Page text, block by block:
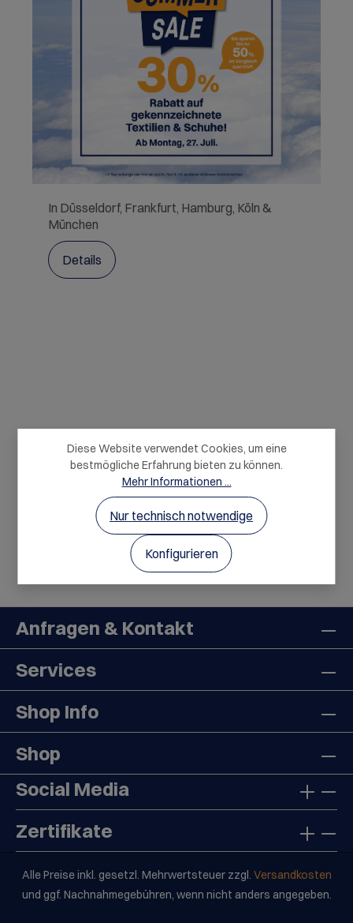
In Düsseldorf, Frankfurt, Hamburg, Köln &
München
Details
Anfragen & Kontakt
Services
Shop Info
Shop
Social Media
Zertifikate
Alle Preise inkl. gesetzl. Mehrwertsteuer zzgl. Versandkosten
und ggf. Nachnahmegebühren, wenn nicht anders angegeben.
Diese Website verwendet Cookies, um eine
bestmögliche Erfahrung bieten zu können.
Mehr Informationen ...
Nur technisch notwendige
Konfigurieren